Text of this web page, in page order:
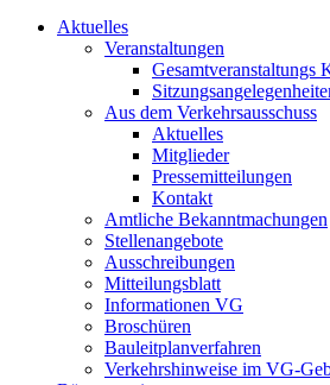
Aktuelles
Veranstaltungen
Gesamtveranstaltungs
Aus dem Verkehrsausschuss
Aktuelles
Mitglieder
Pressemitteilungen
Kontakt
Amtliche Bekanntmachungen
Stellenangebote
Ausschreibungen
Mitteilungsblatt
Informationen VG
Broschüren
Bauleitplanverfahren
Verkehrshinweise im VG-